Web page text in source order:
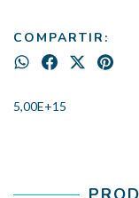
COMPARTIR:
5,00E+15